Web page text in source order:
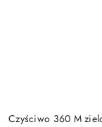
Czyściwo 360 M